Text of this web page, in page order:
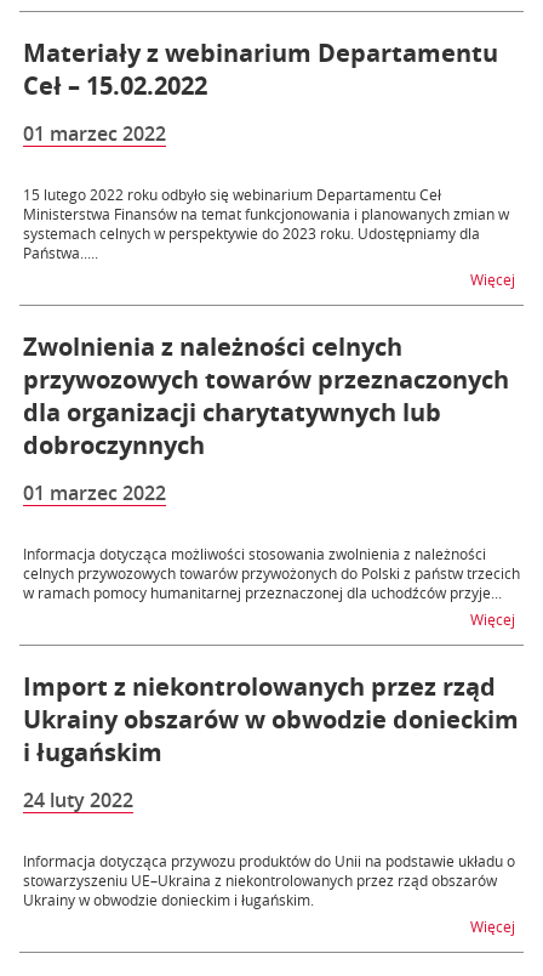
Materiały z webinarium Departamentu
Ceł – 15.02.2022
01 marzec 2022
15 lutego 2022 roku odbyło się webinarium Departamentu Ceł
Ministerstwa Finansów na temat funkcjonowania i planowanych zmian w
systemach celnych w perspektywie do 2023 roku. Udostępniamy dla
Państwa.....
Więcej
Zwolnienia z należności celnych
przywozowych towarów przeznaczonych
dla organizacji charytatywnych lub
dobroczynnych
01 marzec 2022
Informacja dotycząca możliwości stosowania zwolnienia z należności
celnych przywozowych towarów przywożonych do Polski z państw trzecich
w ramach pomocy humanitarnej przeznaczonej dla uchodźców przyje...
Więcej
Import z niekontrolowanych przez rząd
Ukrainy obszarów w obwodzie donieckim
i ługańskim
24 luty 2022
Informacja dotycząca przywozu produktów do Unii na podstawie układu o
stowarzyszeniu UE–Ukraina z niekontrolowanych przez rząd obszarów
Ukrainy w obwodzie donieckim i ługańskim.
Więcej